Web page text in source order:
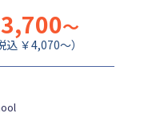
3,700～
込 ￥4,070～）